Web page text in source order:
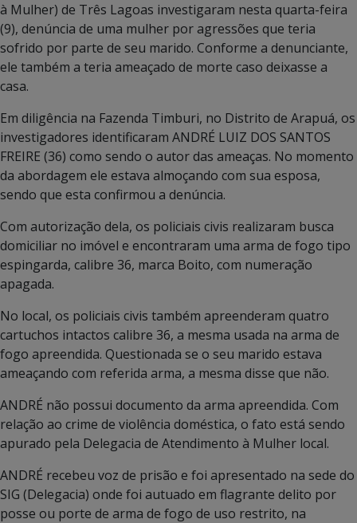
à Mulher) de Três Lagoas investigaram nesta quarta-feira
(9), denúncia de uma mulher por agressões que teria
sofrido por parte de seu marido. Conforme a denunciante,
ele também a teria ameaçado de morte caso deixasse a
casa.
Em diligência na Fazenda Timburi, no Distrito de Arapuá, os
investigadores identificaram ANDRÉ LUIZ DOS SANTOS
FREIRE (36) como sendo o autor das ameaças. No momento
da abordagem ele estava almoçando com sua esposa,
sendo que esta confirmou a denúncia.
Com autorização dela, os policiais civis realizaram busca
domiciliar no imóvel e encontraram uma arma de fogo tipo
espingarda, calibre 36, marca Boito, com numeração
apagada.
No local, os policiais civis também apreenderam quatro
cartuchos intactos calibre 36, a mesma usada na arma de
fogo apreendida. Questionada se o seu marido estava
ameaçando com referida arma, a mesma disse que não.
ANDRÉ não possui documento da arma apreendida. Com
relação ao crime de violência doméstica, o fato está sendo
apurado pela Delegacia de Atendimento à Mulher local.
ANDRÉ recebeu voz de prisão e foi apresentado na sede do
SIG (Delegacia) onde foi autuado em flagrante delito por
posse ou porte de arma de fogo de uso restrito, na